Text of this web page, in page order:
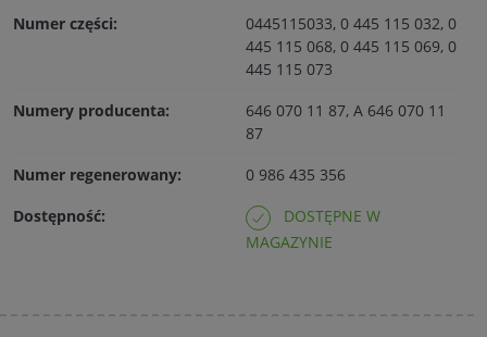
Numer części:
0445115033, 0 445 115 032, 0
445 115 068, 0 445 115 069, 0
445 115 073
Numery producenta:
646 070 11 87, A 646 070 11
87
Numer regenerowany:
0 986 435 356
Dostępność:
DOSTĘPNE W
MAGAZYNIE